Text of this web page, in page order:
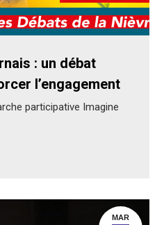
: un débat
l’engagement
participative Imagine
MAR